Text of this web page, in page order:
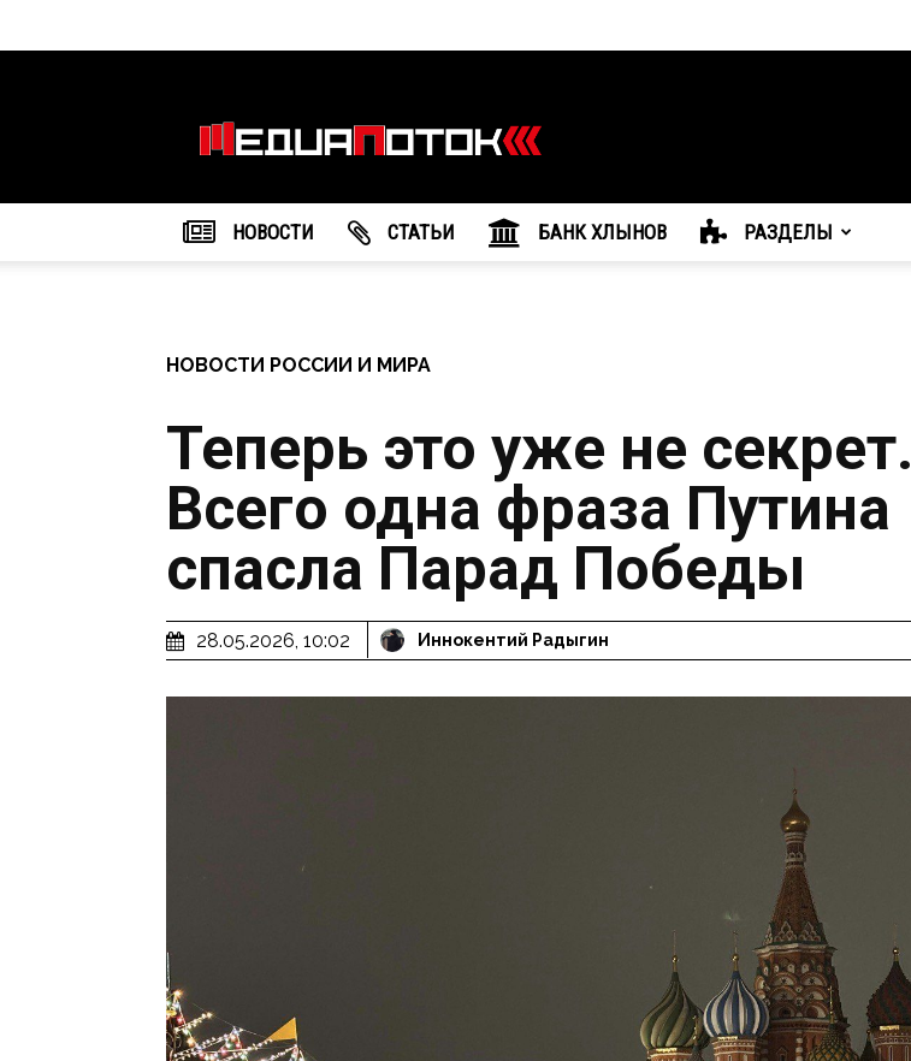
агентство
"МедиаПоток"
НОВОСТИ CТАТЬИ БАНК ХЛЫНОВ РАЗДЕЛЫ
НОВОСТИ РОССИИ И МИРА
Теперь это уже не секрет.
Всего одна фраза Путина
спасла Парад Победы
28.05.2026, 10:02 Иннокентий Радыгин